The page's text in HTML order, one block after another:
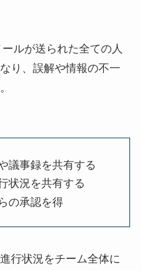
ルが送られた全ての人
り、誤解や情報の不一
議事録を共有する
状況を共有する
の承認を得
行状況をチーム全体に